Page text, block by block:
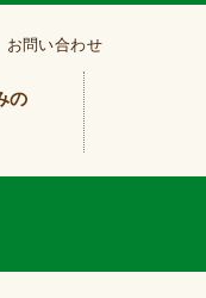
お問い合わせ
の